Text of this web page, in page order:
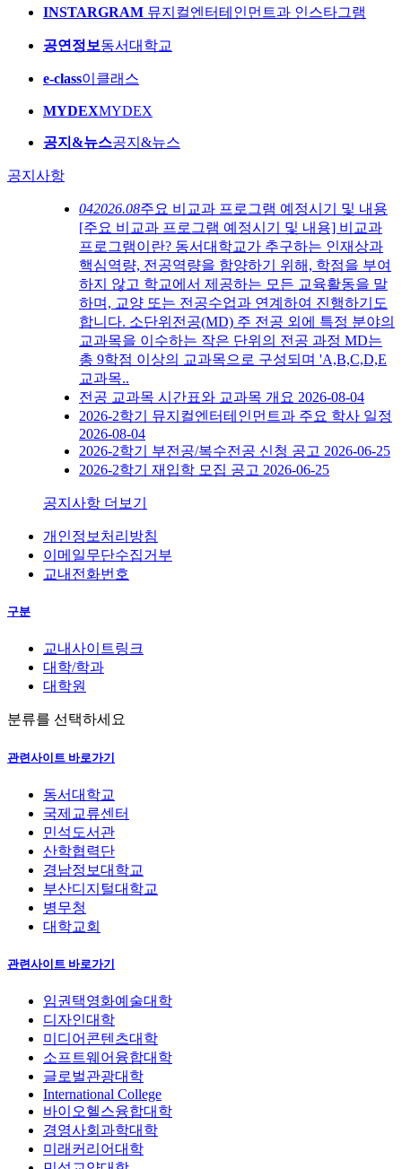
INSTARGRAM 뮤지컬엔터테인먼트과 인스타그램
공연정보동서대학교
e-class이클래스
MYDEXMYDEX
공지&뉴스공지&뉴스
공지사항
042026.08주요 비교과 프로그램 예정시기 및 내용
[주요 비교과 프로그램 예정시기 및 내용] 비교과
프로그램이란? 동서대학교가 추구하는 인재상과
핵심역량, 전공역량을 함양하기 위해, 학점을 부여
하지 않고 학교에서 제공하는 모든 교육활동을 말
하며, 교양 또는 전공수업과 연계하여 진행하기도
합니다. 소단위전공(MD) 주 전공 외에 특정 분야의
교과목을 이수하는 작은 단위의 전공 과정 MD는
총 9학점 이상의 교과목으로 구성되며 'A,B,C,D,E
교과목..
전공 교과목 시간표와 교과목 개요 2026-08-04
2026-2학기 뮤지컬엔터테인먼트과 주요 학사 일정
2026-08-04
2026-2학기 부전공/복수전공 신청 공고 2026-06-25
2026-2학기 재입학 모집 공고 2026-06-25
공지사항 더보기
개인정보처리방침
이메일무단수집거부
교내전화번호
구분
교내사이트링크
대학/학과
대학원
분류를 선택하세요
관련사이트 바로가기
동서대학교
국제교류센터
민석도서관
산학협력단
경남정보대학교
부산디지털대학교
병무청
대학교회
관련사이트 바로가기
임권택영화예술대학
디자인대학
미디어콘텐츠대학
소프트웨어융합대학
글로벌관광대학
International College
바이오헬스융합대학
경영사회과학대학
미래커리어대학